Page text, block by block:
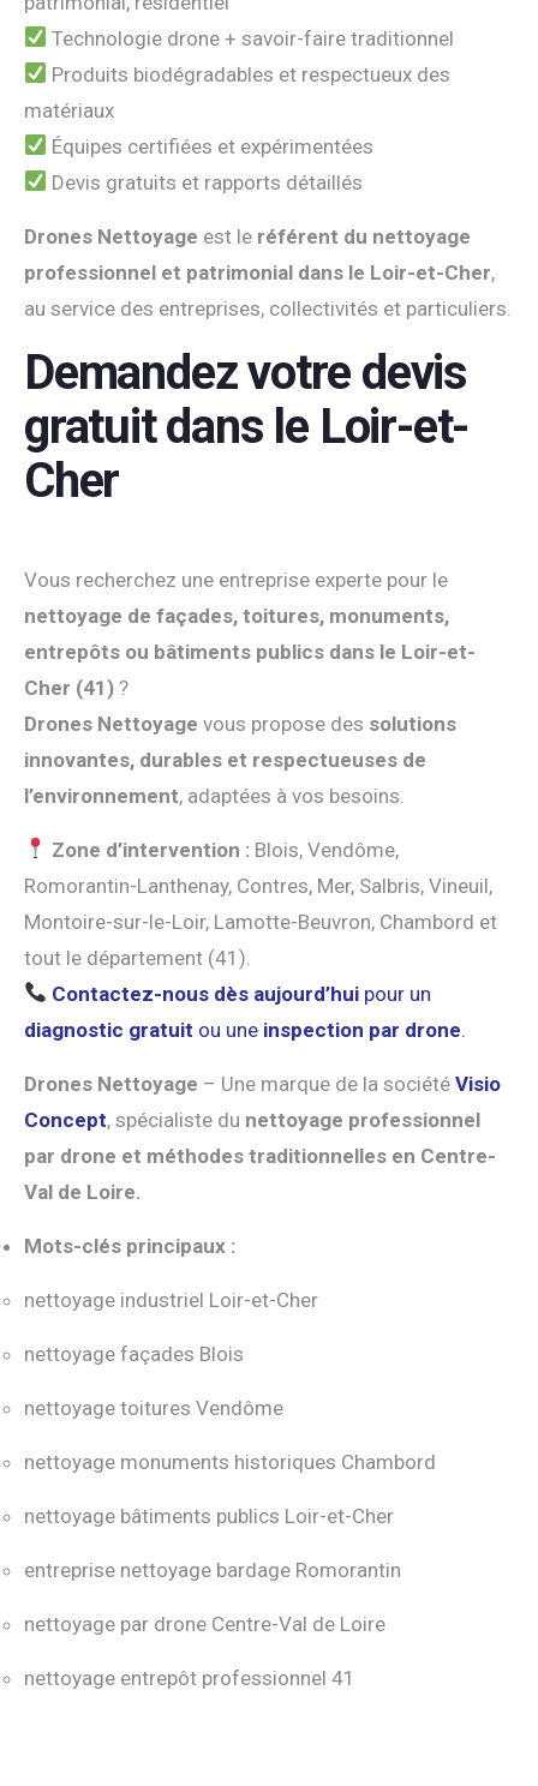
Technologie drone + savoir-faire traditionnel
Produits biodégradables et respectueux des
matériaux
Équipes certifiées et expérimentées
Devis gratuits et rapports détaillés
Drones Nettoyage est le référent du nettoyage
professionnel et patrimonial dans le Loir-et-Cher,
au service des entreprises, collectivités et particuliers.
Demandez votre devis
gratuit dans le Loir-et-
Cher
Vous recherchez une entreprise experte pour le
nettoyage de façades, toitures, monuments,
entrepôts ou bâtiments publics dans le Loir-et-
Cher (41) ?
Drones Nettoyage vous propose des solutions
innovantes, durables et respectueuses de
l’environnement, adaptées à vos besoins.
Zone d’intervention : Blois, Vendôme,
Romorantin-Lanthenay, Contres, Mer, Salbris, Vineuil,
Montoire-sur-le-Loir, Lamotte-Beuvron, Chambord et
tout le département (41).
Contactez-nous dès aujourd’hui pour un
diagnostic gratuit ou une inspection par drone.
Drones Nettoyage – Une marque de la société Visio
Concept, spécialiste du nettoyage professionnel
par drone et méthodes traditionnelles en Centre-
Val de Loire.
Mots-clés principaux :
nettoyage industriel Loir-et-Cher
nettoyage façades Blois
nettoyage toitures Vendôme
nettoyage monuments historiques Chambord
nettoyage bâtiments publics Loir-et-Cher
entreprise nettoyage bardage Romorantin
nettoyage par drone Centre-Val de Loire
nettoyage entrepôt professionnel 41